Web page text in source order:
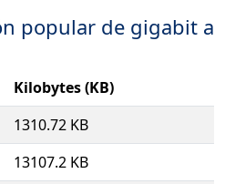
popular de gigabit a
Kilobytes (KB)
1310.72 KB
13107.2 KB